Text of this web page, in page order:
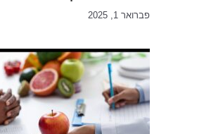
פברואר 1, 2025